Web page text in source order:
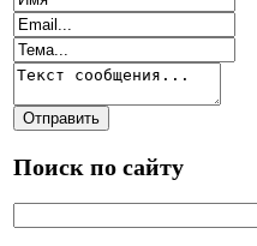
Поиск по сайту